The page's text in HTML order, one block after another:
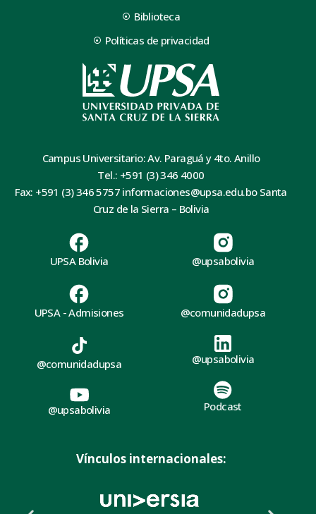
Biblioteca
Políticas de privacidad
Campus Universitario: Av. Paraguá y 4to. Anillo
Tel.: +591 (3) 346 4000
Fax: +591 (3) 346 5757 informaciones@upsa.edu.bo Santa
Cruz de la Sierra – Bolivia
UPSA Bolivia
UPSA - Admisiones
@upsabolivia
@comunidadupsa
@comunidadupsa
@upsabolivia
@upsabolivia
Podcast
Vínculos internacionales: